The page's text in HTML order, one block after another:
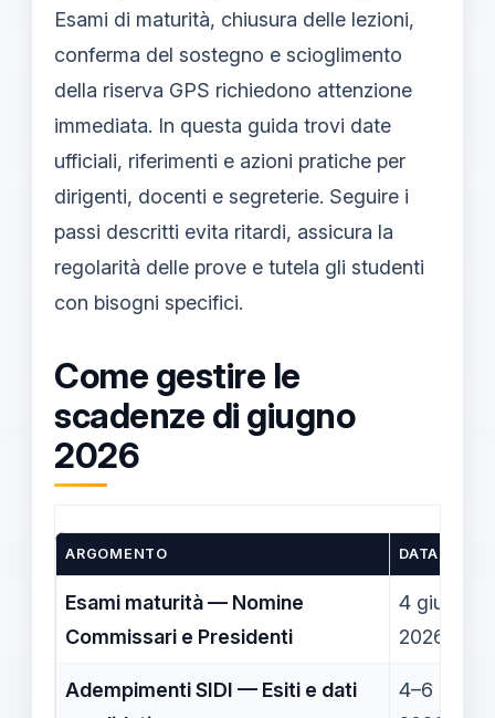
Esami di maturità, chiusura delle lezioni,
conferma del sostegno e scioglimento
della riserva GPS richiedono attenzione
immediata. In questa guida trovi date
ufficiali, riferimenti e azioni pratiche per
dirigenti, docenti e segreterie. Seguire i
passi descritti evita ritardi, assicura la
regolarità delle prove e tutela gli studenti
con bisogni specifici.
Come gestire le
scadenze di giugno
2026
ARGOMENTO DATA
Esami maturità — Nomine
Commissari e Presidenti
4 giugno
2026
Adempimenti SIDI — Esiti e dati
4–6